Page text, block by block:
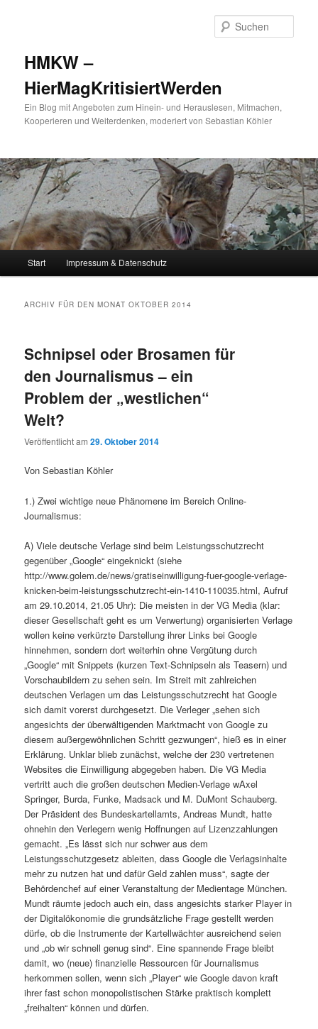
HMKW –
HierMagKritisiertWerden
Ein Blog mit Angeboten zum Hinein- und Herauslesen, Mitmachen,
Kooperieren und Weiterdenken, moderiert von Sebastian Köhler
Zum Inhalt wechseln
Zum sekundären Inhalt wechseln
Start Impressum & Datenschutz
ARCHIV FÜR DEN MONATOKTOBER 2014
Schnipsel oder Brosamen für
den Journalismus – ein
Problem der „westlichen“
Welt?
Veröffentlicht am29. Oktober 2014
Von Sebastian Köhler
1.) Zwei wichtige neue Phänomene im Bereich Online-
Journalismus:
A) Viele deutsche Verlage sind beim Leistungsschutzrecht
gegenüber „Google“ eingeknickt (siehe
http://www.golem.de/news/gratiseinwilligung-fuer-google-verlage-
knicken-beim-leistungsschutzrecht-ein-1410-110035.html, Aufruf
am 29.10.2014, 21.05 Uhr): Die meisten in der VG Media (klar:
dieser Gesellschaft geht es um Verwertung) organisierten Verlage
wollen keine verkürzte Darstellung ihrer Links bei Google
hinnehmen, sondern dort weiterhin ohne Vergütung durch
„Google“ mit Snippets (kurzen Text-Schnipseln als Teasern) und
Vorschaubildern zu sehen sein. Im Streit mit zahlreichen
deutschen Verlagen um das Leistungsschutzrecht hat Google
sich damit vorerst durchgesetzt. Die Verleger „sehen sich
angesichts der überwältigenden Marktmacht von Google zu
diesem außergewöhnlichen Schritt gezwungen“, hieß es in einer
Erklärung. Unklar blieb zunächst, welche der 230 vertretenen
Websites die Einwilligung abgegeben haben. Die VG Media
vertritt auch die großen deutschen Medien-Verlage wAxel
Springer, Burda, Funke, Madsack und M. DuMont Schauberg.
Der Präsident des Bundeskartellamts, Andreas Mundt, hatte
ohnehin den Verlegern wenig Hoffnungen auf Lizenzzahlungen
gemacht. „Es lässt sich nur schwer aus dem
Leistungsschutzgesetz ableiten, dass Google die Verlagsinhalte
mehr zu nutzen hat und dafür Geld zahlen muss“, sagte der
Behördenchef auf einer Veranstaltung der Medientage München.
Mundt räumte jedoch auch ein, dass angesichts starker Player in
der Digitalökonomie die grundsätzliche Frage gestellt werden
dürfe, ob die Instrumente der Kartellwächter ausreichend seien
und „ob wir schnell genug sind“. Eine spannende Frage bleibt
damit, wo (neue) finanzielle Ressourcen für Journalismus
herkommen sollen, wenn sich „Player“ wie Google davon kraft
ihrer fast schon monopolistischen Stärke praktisch komplett
„freihalten“ können und dürfen.